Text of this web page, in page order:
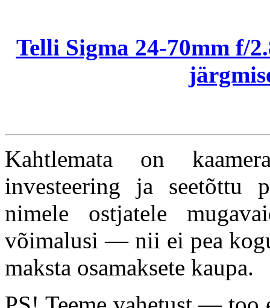
Telli Sigma 24-70mm f/
Kahtlemata on
investeering ja seetõttu
nimele ostjatele
võimalusi — nii ei pea
maksta osamaksete kaupa.